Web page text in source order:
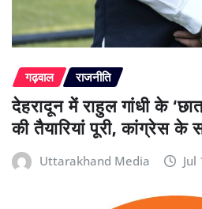
गढ़वाल राजनीति
देहरादून में राहुल गांधी के
की तैयारियां पूरी, कांग्रेस के
Uttarakhand Media Jul